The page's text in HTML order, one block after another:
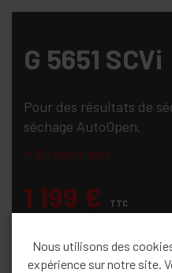
G 5651 SCVi
Pour des résultats de
séchage AutoOpen.
En savoir plus ...
1 199 € TTC
CONTACTEZ-
Nous utilisons des
expérience sur notre site.